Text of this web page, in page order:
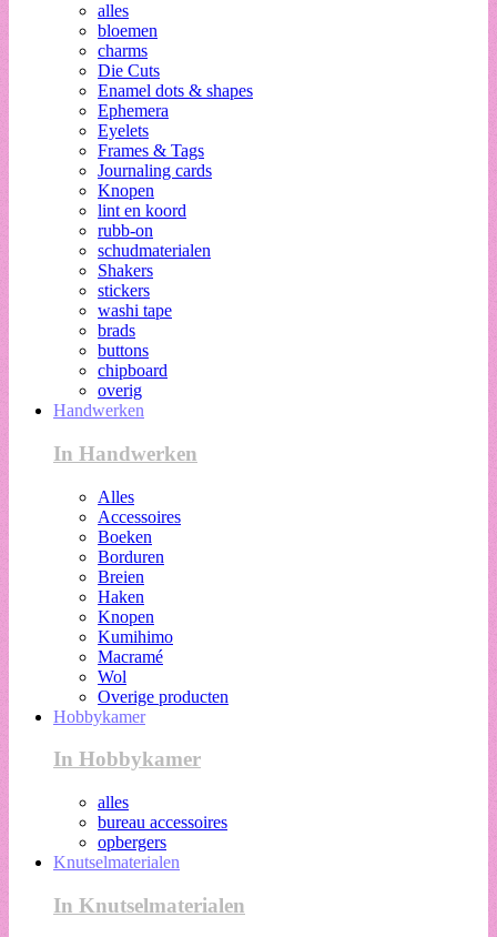
alles
bloemen
charms
Die Cuts
Enamel dots & shapes
Ephemera
Eyelets
Frames & Tags
Journaling cards
Knopen
lint en koord
rubb-on
schudmaterialen
Shakers
stickers
washi tape
brads
buttons
chipboard
overig
Handwerken
In Handwerken
Alles
Accessoires
Boeken
Borduren
Breien
Haken
Knopen
Kumihimo
Macramé
Wol
Overige producten
Hobbykamer
In Hobbykamer
alles
bureau accessoires
opbergers
Knutselmaterialen
In Knutselmaterialen